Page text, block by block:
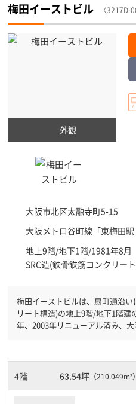
梅田イーストビル 〈3217D-
外観
大阪市北区太融寺町5-15
大阪メトロ谷町線「東梅田駅
地上9階/地下1階/1981年8月
SRC造(鉄骨鉄筋コンクリー
梅田イーストビルは、扇町通沿
リート構造)の地上9階/地下1階建のオ
年、2003年リニューアル済み、
ができます。土日・祝日も利用
ず利用できます。駐車場もありま
4階 63.54坪（210.049m²）